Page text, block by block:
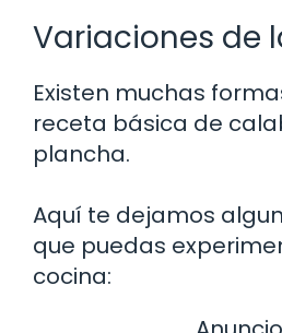
Variaciones de
Existen muchas
receta básica de
plancha.
Aquí te dejamos
que puedas
cocina: